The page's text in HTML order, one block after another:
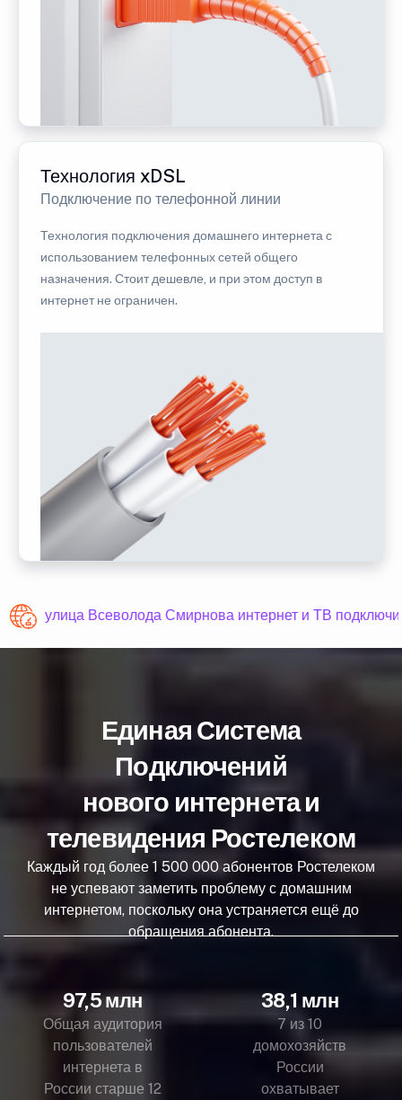
Технология xDSL
Подключение по телефонной линии
Технология подключения домашнего интернета с
использованием телефонных сетей общего
назначения. Стоит дешевле, и при этом доступ в
интернет не ограничен.
улица Всеволода Смирнова интернет и ТВ
Единая Система
Подключений
нового интернета и
телевидения Ростелеком
Каждый год более 1 500 000 абонентов Ростелеком
не успевают заметить проблему с домашним
интернетом, поскольку она устраняется ещё до
обращения абонента.
97,5 млн
Общая аудитория
пользователей
интернета в
России старше 12
38,1 млн
7 из 10
домохозяйств
России
охватывает